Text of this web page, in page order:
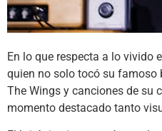
En lo que respecta a lo vivido
quien no solo tocó su famoso
The Wings y canciones de su
momento destacado tanto